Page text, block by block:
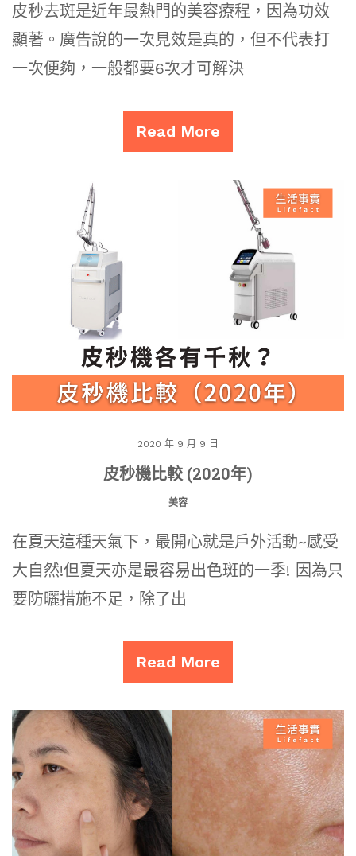
皮秒去斑是近年最熱門的美容療程，因為功效
顯著。廣告說的一次見效是真的，但不代表打
一次便夠，一般都要6次才可解決
Read More
2020 年 9 月 9 日
皮秒機比較 (2020年)
美容
在夏天這種天氣下，最開心就是戶外活動~感受
大自然!但夏天亦是最容易出色斑的一季! 因為只
要防曬措施不足，除了出
Read More